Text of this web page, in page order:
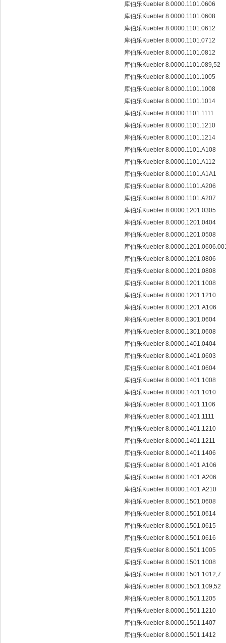
库伯乐Kuebler 8.0000.1101.0606
库伯乐Kuebler 8.0000.1101.0608
库伯乐Kuebler 8.0000.1101.0612
库伯乐Kuebler 8.0000.1101.0712
库伯乐Kuebler 8.0000.1101.0812
库伯乐Kuebler 8.0000.1101.089,52
库伯乐Kuebler 8.0000.1101.1005
库伯乐Kuebler 8.0000.1101.1008
库伯乐Kuebler 8.0000.1101.1014
库伯乐Kuebler 8.0000.1101.1111
库伯乐Kuebler 8.0000.1101.1210
库伯乐Kuebler 8.0000.1101.1214
库伯乐Kuebler 8.0000.1101.A108
库伯乐Kuebler 8.0000.1101.A112
库伯乐Kuebler 8.0000.1101.A1A1
库伯乐Kuebler 8.0000.1101.A206
库伯乐Kuebler 8.0000.1101.A207
库伯乐Kuebler 8.0000.1201.0305
库伯乐Kuebler 8.0000.1201.0404
库伯乐Kuebler 8.0000.1201.0508
库伯乐Kuebler
库伯乐Kuebler 8.0000.1201.0806
库伯乐Kuebler 8.0000.1201.0808
库伯乐Kuebler 8.0000.1201.1008
库伯乐Kuebler 8.0000.1201.1210
库伯乐Kuebler 8.0000.1201.A106
库伯乐Kuebler 8.0000.1301.0604
库伯乐Kuebler 8.0000.1301.0608
库伯乐Kuebler 8.0000.1401.0404
库伯乐Kuebler 8.0000.1401.0603
库伯乐Kuebler 8.0000.1401.0604
库伯乐Kuebler 8.0000.1401.1008
库伯乐Kuebler 8.0000.1401.1010
库伯乐Kuebler 8.0000.1401.1106
库伯乐Kuebler 8.0000.1401.1111
库伯乐Kuebler 8.0000.1401.1210
库伯乐Kuebler 8.0000.1401.1211
库伯乐Kuebler 8.0000.1401.1406
库伯乐Kuebler 8.0000.1401.A106
库伯乐Kuebler 8.0000.1401.A206
库伯乐Kuebler 8.0000.1401.A210
库伯乐Kuebler 8.0000.1501.0608
库伯乐Kuebler 8.0000.1501.0614
库伯乐Kuebler 8.0000.1501.0615
库伯乐Kuebler 8.0000.1501.0616
库伯乐Kuebler 8.0000.1501.1005
库伯乐Kuebler 8.0000.1501.1008
库伯乐Kuebler 8.0000.1501.1012,7
库伯乐Kuebler 8.0000.1501.109,52
库伯乐Kuebler 8.0000.1501.1205
库伯乐Kuebler 8.0000.1501.1210
库伯乐Kuebler 8.0000.1501.1407
库伯乐Kuebler 8.0000.1501.1412